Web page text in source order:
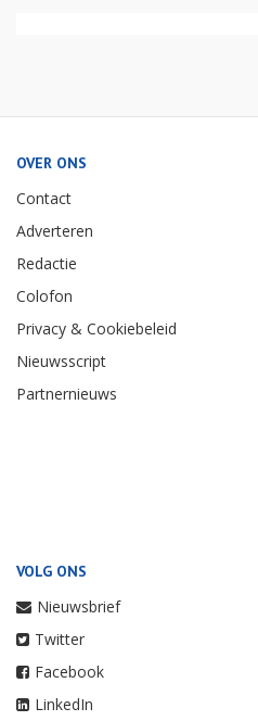
OVER ONS
Contact
Adverteren
Redactie
Colofon
Privacy & Cookiebeleid
Nieuwsscript
Partnernieuws
VOLG ONS
Nieuwsbrief
Twitter
Facebook
LinkedIn